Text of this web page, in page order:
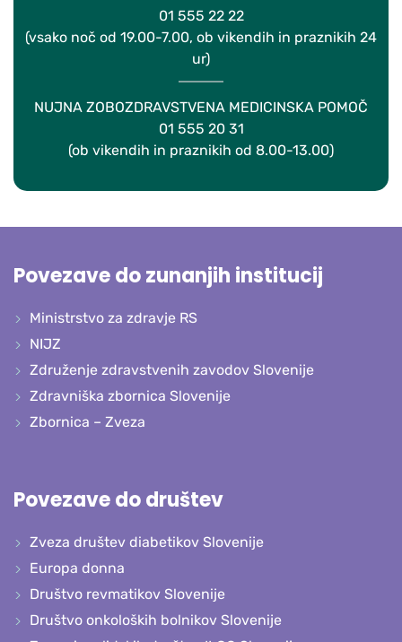
01 555 22 22
(vsako noč od 19.00-7.00, ob vikendih in praznikih 24
ur)
NUJNA ZOBOZDRAVSTVENA MEDICINSKA POMOČ
01 555 20 31
(ob vikendih in praznikih od 8.00-13.00)
Povezave do zunanjih institucij
Ministrstvo za zdravje RS
NIJZ
Združenje zdravstvenih zavodov Slovenije
Zdravniška zbornica Slovenije
Zbornica – Zveza
Povezave do društev
Zveza društev diabetikov Slovenije
Europa donna
Društvo revmatikov Slovenije
Društvo onkoloških bolnikov Slovenije